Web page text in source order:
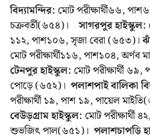
বিদ্যামন্দির: মোট পরীক্ষার্থী৬৬,
চক্রবর্তী(৬৫৪)।সাগরপুর হাইস্কুল:
১১২, পাশ১০৬, সৃজা বেরা (৬৫৩)।
মোট পরীক্ষার্থী১১৬, পাশ১০৪, অর্ণব
টেনপুর হাইস্কুল: মোট পরীক্ষার্থী
পোড়ে (৬৫২)। পলাশপাই বালিকা
পরীক্ষার্থী ১৯, পাশ ১৯, পায়েল
বেউড়গ্রামহাইস্কুল: মোট পরীক্ষার্থী
শুভজিৎ পাল(৬৫১)। পলাশচাপড়ি